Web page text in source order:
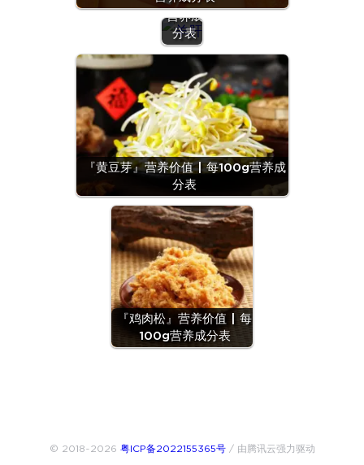
营养成
分表
『黄豆芽』营养价值 | 每100g营养成
分表
『鸡肉松』营养价值 | 每
100g营养成分表
© 2018~2026 粤ICP备2022155365号/ 由腾讯云强力驱动